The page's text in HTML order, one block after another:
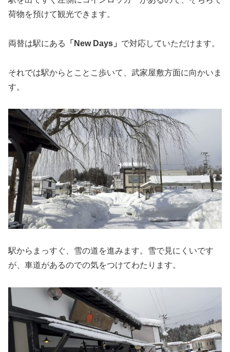
荷物を預けて観光できます。
両替は駅にある 「New Days」 で対応していただけます。
それでは駅からとことこ歩いて、武家屋敷方面に向かいま
す。
駅からまっすぐ、雪の道を進みます。雪で見にくいです
が、車道があるのでの気をつけてわたります。